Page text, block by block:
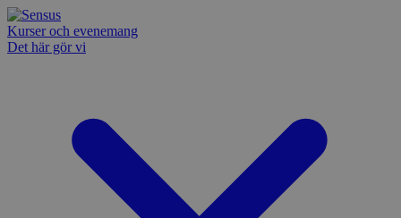
Kurser och evenemang
Det här gör vi